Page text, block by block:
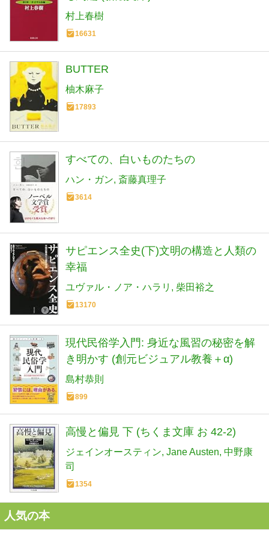
村上春樹
16631
BUTTER
柚木麻子
17893
すべての、白いものたちの
ハン・ガン 斎藤真理子
3614
サピエンス全史(下)文明の構造と人類の
幸福
ユヴァル・ノア・ハラリ 柴田裕之
13170
現代民俗学入門: 身近な風習の秘密を解
き明かす (創元ビジュアル教養＋α)
島村恭則
899
高慢と偏見 下 (ちくま文庫 お 42-2)
ジェインオースティン Jane Austen 中野康
司
1354
人気の本